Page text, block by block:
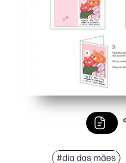
Bonita e pronta para
#dia das mães